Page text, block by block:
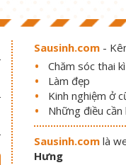
Sausinh.com -
Chăm sóc thai kì
Làm đẹp
Kinh nghiệm ở
Những điều
Sausinh.com là
Hưng